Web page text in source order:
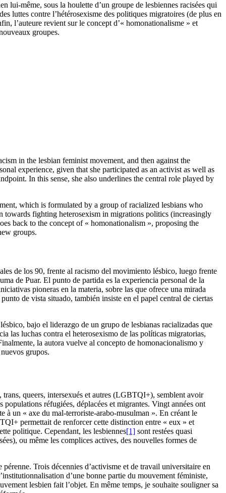
lui-même, sous la houlette d’un groupe de lesbiennes racisées qui
luttes contre l’hétérosexisme des politiques migratoires (de plus en
l’auteure revient sur le concept d’« homonationalisme » et
groupes.
in the lesbian feminist movement, and then against the
experience, given that she participated as an activist as well as
In this sense, she also underlines the central role played by
which is formulated by a group of racialized lesbians who
fighting heterosexism in migrations politics (increasingly
back to the concept of « homonationalism », proposing the
groups.
de los 90, frente al racismo del movimiento lésbico, luego frente
de Puar. El punto de partida es la experiencia personal de la
pioneras en la materia, sobre las que ofrece una mirada
de vista situado, también insiste en el papel central de ciertas
bajo el liderazgo de un grupo de lesbianas racializadas que
las luchas contra el heterosexismo de las políticas migratorias,
la autora vuelve al concepto de homonacionalismo y
grupos.
trans, queers, intersexués et autres (LGBTQI+), semblent avoir
réfugiées, déplacées et migrantes. Vingt années ont
à un « axe du mal-terroriste-arabo-musulman ». En créant le
permettait de renforcer cette distinction entre « eux » et
politique. Cependant, les lesbiennes[1] sont restées quasi
ou même les complices actives, des nouvelles formes de
Trois décennies d’activisme et de travail universitaire en
d’une bonne partie du mouvement féministe,
lesbien fait l’objet. En même temps, je souhaite souligner sa